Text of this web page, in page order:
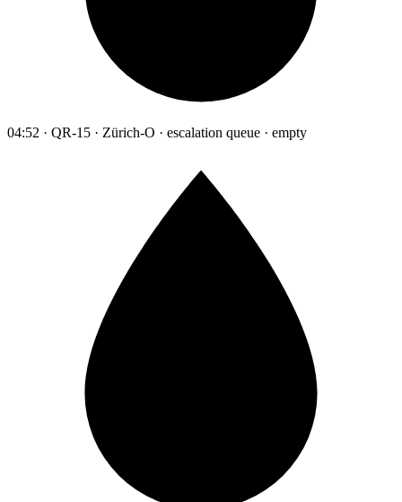
04:52 · QR-15 · Zürich-O · escalation queue · empty